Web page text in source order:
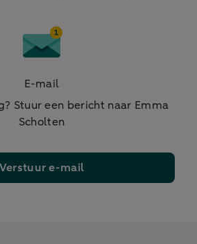
E-mail
Stuur een bericht naar Emma
Scholten
Verstuur e-mail